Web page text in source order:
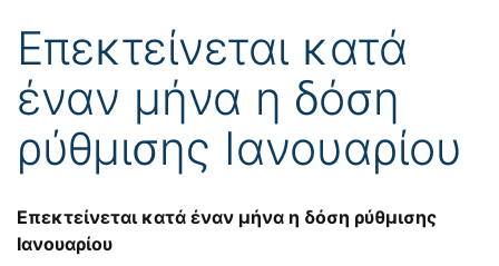
Επεκτείνεται κατά
έναν μήνα η δόση
ρύθμισης Ιανουαρίου
Επεκτείνεται κατά έναν μήνα η δόση ρύθμισης
Ιανουαρίου